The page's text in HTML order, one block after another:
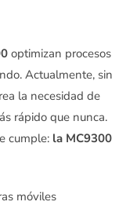
optimizan procesos
Actualmente, sin
la necesidad de
rápido que nunca.
cumple: la MC9300
móviles